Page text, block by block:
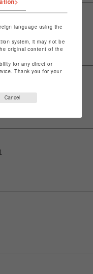
Kids Doodle Printed T-
language using the
system, it may not be
original content of the
for any direct or
Thank you for your
Cancel